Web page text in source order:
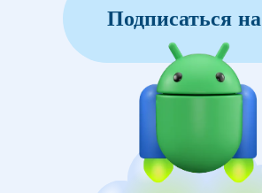
Подписаться на